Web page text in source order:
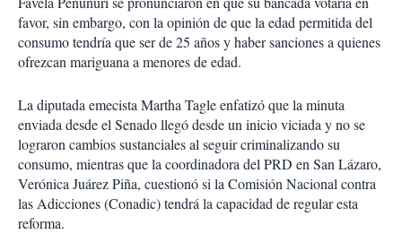
favor, sin embargo, con la opinión de que la edad permitida del
consumo tendría que ser de 25 años y haber sanciones a quienes
ofrezcan mariguana a menores de edad.
La diputada emecista Martha Tagle enfatizó que la minuta
enviada desde el Senado llegó desde un inicio viciada y no se
lograron cambios sustanciales al seguir criminalizando su
consumo, mientras que la coordinadora del PRD en San Lázaro,
Verónica Juárez Piña, cuestionó si la Comisión Nacional contra
las Adicciones (Conadic) tendrá la capacidad de regular esta
reforma.